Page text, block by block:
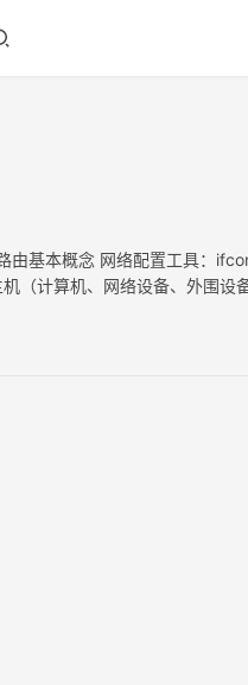
由基本概念 网络配置工具：
（计算机、网络设备、外围